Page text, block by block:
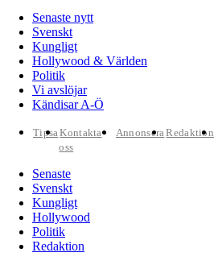
Senaste nytt
Svenskt
Kungligt
Hollywood & Världen
Politik
Vi avslöjar
Kändisar A-Ö
TipsaKontakta
oss
AnnonseraRedaktion
Senaste
Svenskt
Kungligt
Hollywood
Politik
Redaktion